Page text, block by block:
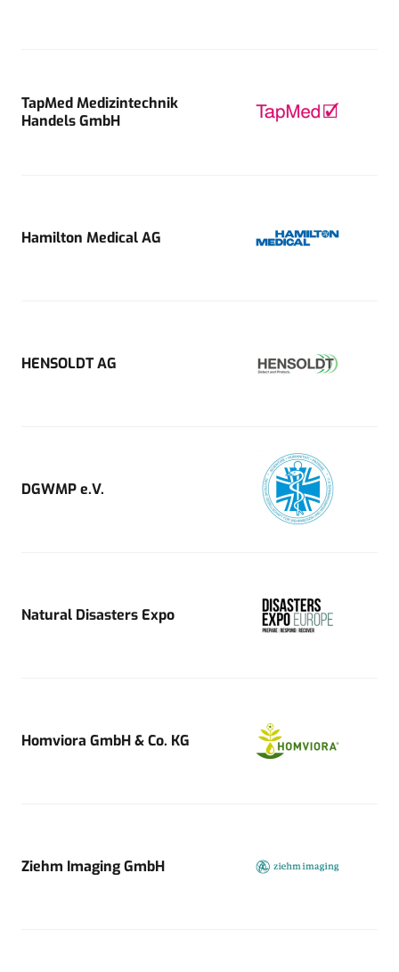
TapMed Medizintechnik
Handels GmbH
Hamilton Medical AG
HENSOLDT AG
DGWMP e.V.
Natural Disasters Expo
Homviora GmbH & Co. KG
Ziehm Imaging GmbH